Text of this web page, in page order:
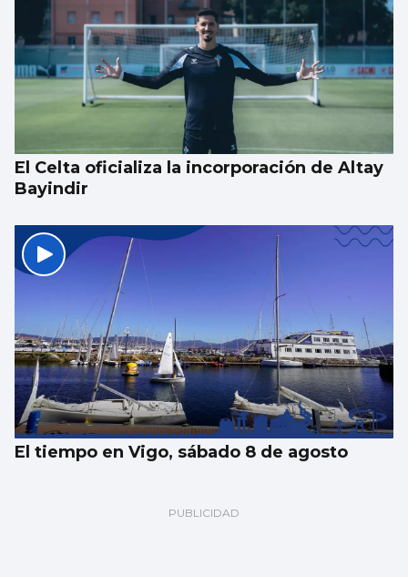
El Celta oficializa la incorporación de Altay
Bayindir
El tiempo en Vigo, sábado 8 de agosto